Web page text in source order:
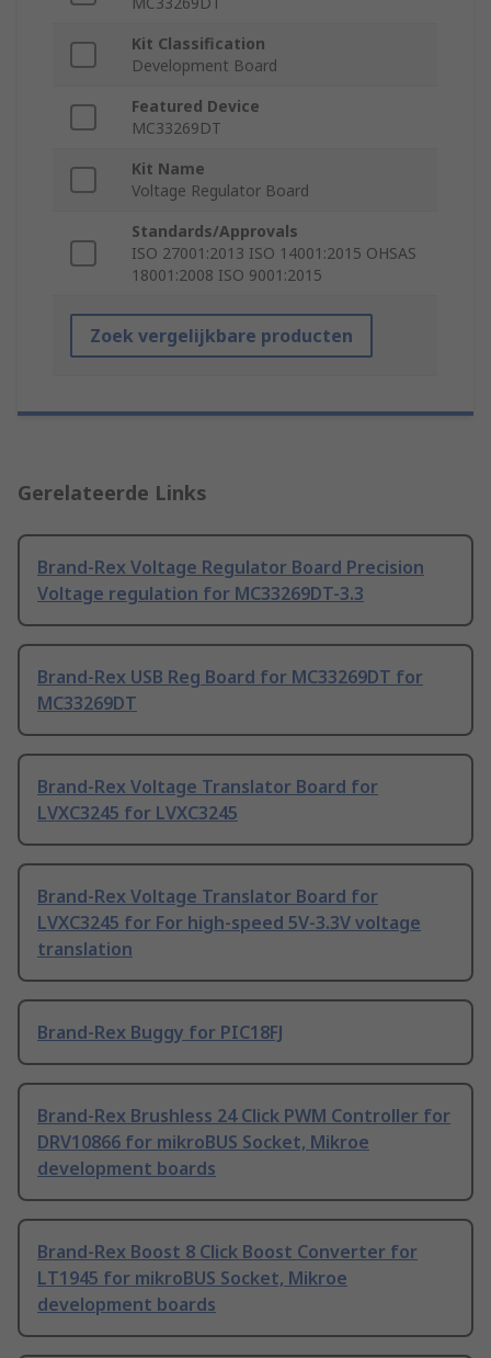
Kit Classification
Development Board
Featured Device
MC33269DT
Kit Name
Voltage Regulator Board
Standards/Approvals
ISO 27001:2013 ISO 14001:2015 OHSAS
18001:2008 ISO 9001:2015
Zoek vergelijkbare producten
Gerelateerde Links
Brand-Rex Voltage Regulator Board Precision
Voltage regulation for MC33269DT-3.3
Brand-Rex USB Reg Board for MC33269DT for
MC33269DT
Brand-Rex Voltage Translator Board for
LVXC3245 for LVXC3245
Brand-Rex Voltage Translator Board for
LVXC3245 for For high-speed 5V-3.3V voltage
translation
Brand-Rex Buggy for PIC18FJ
Brand-Rex Brushless 24 Click PWM Controller for
DRV10866 for mikroBUS Socket, Mikroe
development boards
Brand-Rex Boost 8 Click Boost Converter for
LT1945 for mikroBUS Socket, Mikroe
development boards